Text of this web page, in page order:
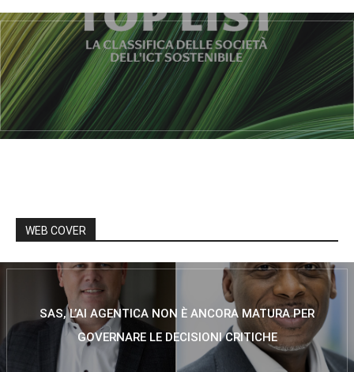
WEB COVER
SAS, L’AI AGENTICA NON È ANCORA MATURA PER
GOVERNARE LE DECISIONI CRITICHE